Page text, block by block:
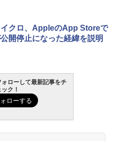
スポート公式テキスト 第４版
ト表現辞典: 思い通りの絵を引き
ンプトの言葉 AI画像生成シリー
イラストLabo)
Kindle Paperwhite (16GB) 7イ
スプレイ、色調調節ライト、12
バッテリー、広告なし、ブラッ
Kindle - 目に優しい、かさばら
きな画面で読みやすい、6週間持
ダー、ブラック、16GB、広告な
イクロ、AppleのApp Storeで
開停止になった経緯を説明
ローして最新記事をチ
ック！